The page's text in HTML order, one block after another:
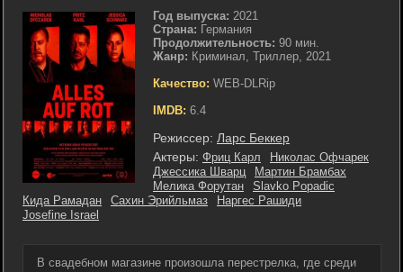
Год выпуска: 2021
Страна: Германия
Продолжительность: 90 мин.
Жанр: Криминал, Триллер, 2021
Качество: WEB-DLRip
IMDB: 6.4
Режиссер: Ларс Беккер
Актеры: Фриц Карл
Николас Офчарек
Джессика Шварц
Мартин Брамбах
Мелика Форутан
Slavko Popadic
Кида Рамадан
Сахин Эрийльмаз
Наргес Рашиди
Josefine Israel
В свадебном магазине произошла перестрелка, где среди